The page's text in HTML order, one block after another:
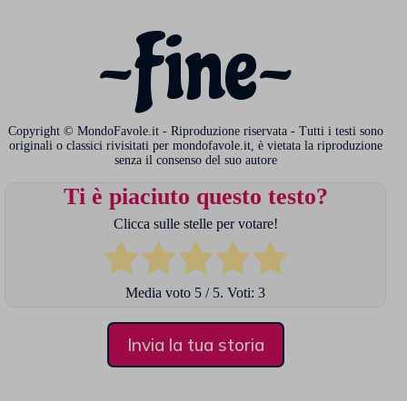
~Fine~
Copyright © MondoFavole.it - Riproduzione riservata - Tutti i testi sono
originali o classici rivisitati per mondofavole.it, è vietata la riproduzione
senza il consenso del suo autore
Ti è piaciuto questo testo?
Clicca sulle stelle per votare!
Media voto 5 / 5. Voti:3
Invia la tua storia